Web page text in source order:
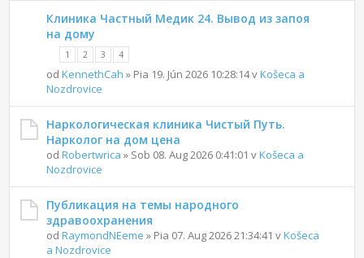
Клиника Частный Медик 24. Вывод из запоя
на дому
1 2 3 4
odKennethCah » Pia 19. Jún 2026 10:28:14 vKošeca a
Nozdrovice
Наркологическая клиника Чистый Путь.
Нарколог на дом цена
odRobertwrica » Sob 08. Aug 2026 0:41:01 vKošeca a
Nozdrovice
Публикация на темы народного
здравоохранения
odRaymondNEeme » Pia 07. Aug 2026 21:34:41 vKošeca
a Nozdrovice